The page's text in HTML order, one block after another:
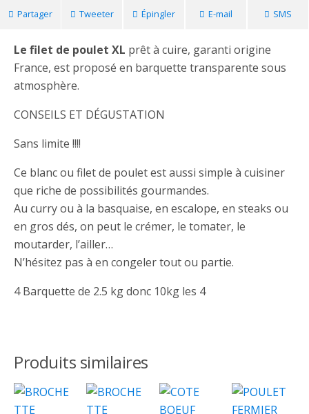
Partager Tweeter Épingler E-mail SMS
Le filet de poulet XL prêt à cuire, garanti origine
France, est proposé en barquette transparente sous
atmosphère.
CONSEILS ET DÉGUSTATION
Sans limite !!!!
Ce blanc ou filet de poulet est aussi simple à cuisiner
que riche de possibilités gourmandes.
Au curry ou à la basquaise, en escalope, en steaks ou
en gros dés, on peut le crémer, le tomater, le
moutarder, l’ailler…
N’hésitez pas à en congeler tout ou partie.
4 Barquette de 2.5 kg donc 10kg les 4
Produits similaires